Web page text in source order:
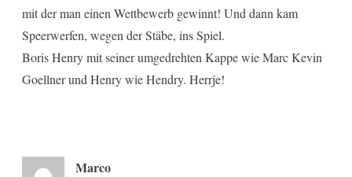
mit der man einen Wettbewerb gewinnt! Und dann kam
Speerwerfen, wegen der Stäbe, ins Spiel.
Boris Henry mit seiner umgedrehten Kappe wie Marc Kevin
Goellner und Henry wie Hendry. Herrje!
Marco